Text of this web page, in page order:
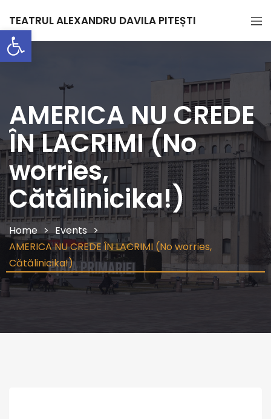
Deschide bara de unelte
TEATRUL ALEXANDRU DAVILA PITEȘTI
AMERICA NU CREDE
ÎN LACRIMI (No
worries,
Cătălinicika!)
Home
Events
AMERICA NU CREDE ÎN LACRIMI (No worries,
Cătălinicika!)